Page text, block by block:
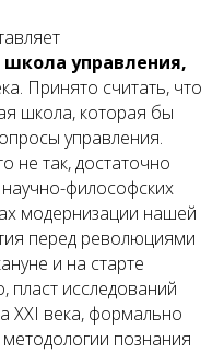
школа управления,
Принято считать, что
школа, которая бы
управления.
не так, достаточно
философских
модернизации нашей
перед революциями
и на старте
пласт исследований
XXI века, формально
познания